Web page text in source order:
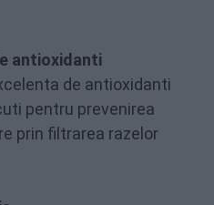
antioxidanti
de antioxidanti
pentru prevenirea
prin filtrarea razelor